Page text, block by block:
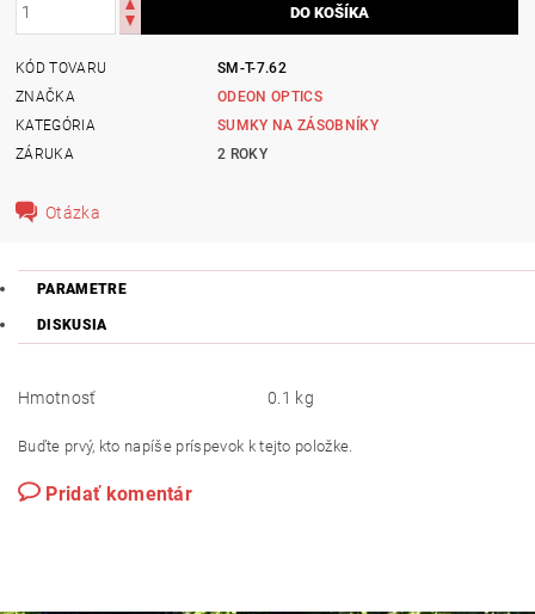
KÓD TOVARU
SM-T-7.62
ZNAČKA
ODEON OPTICS
KATEGÓRIA
SUMKY NA ZÁSOBNÍKY
ZÁRUKA
2 ROKY
Otázka
PARAMETRE
DISKUSIA
Hmotnosť 0.1 kg
Buďte prvý, kto napíše príspevok k tejto položke.
Pridať komentár